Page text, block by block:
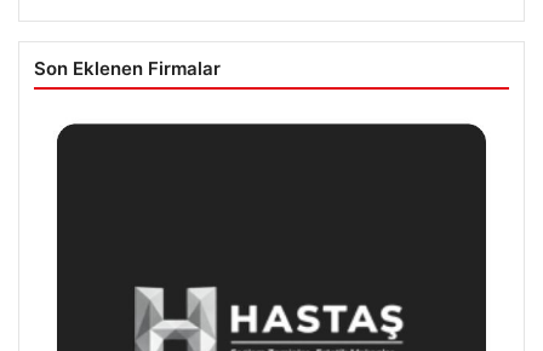
Son Eklenen Firmalar